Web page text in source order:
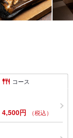
コース
4,500円 （税込）